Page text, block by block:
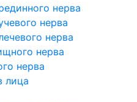
нерва
нерва
нерва
нерва
нерва
лица